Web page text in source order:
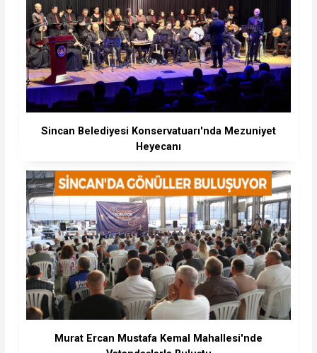
Sincan Belediyesi Konservatuarı'nda Mezuniyet
Heyecanı
Murat Ercan Mustafa Kemal Mahallesi'nde